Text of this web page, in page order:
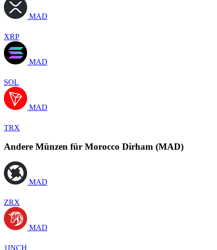
MAD
XRP
MAD
SOL
MAD
TRX
Andere Münzen für Morocco Dirham (MAD)
MAD
ZRX
MAD
1INCH